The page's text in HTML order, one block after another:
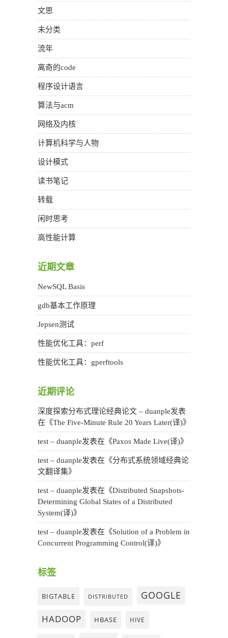
文思
未分类
流年
离奇的code
程序设计语言
算法与acm
网络及内核
计算机科学与人物
设计模式
读书笔记
转载
闲时思考
高性能计算
近期文章
NewSQL Basis
gdb基本工作原理
Jepsen测试
性能优化工具：perf
性能优化工具：gperftools
近期评论
深度探索分布式理论经典论文 – duanple发表
在《The Five-Minute Rule 20 Years Later(译)》
test – duanple发表在《Paxos Made Live(译)》
test – duanple发表在《分布式系统领域经典论
文翻译集》
test – duanple发表在《Distributed Snapshots-
Determining Global States of a Distributed
System(译)》
test – duanple发表在《Solution of a Problem in
Concurrent Programming Control(译)》
标签
BIGTABLE DISTRIBUTED GOOGLE
HADOOP HBASE HIVE